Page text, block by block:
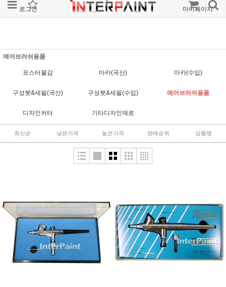
로그인 회원가입 주문조회 마이페이지
에어브러쉬용품
포스터물감 마카(국산) 마카(수입)
구성붓&세필(국산) 구성붓&세필(수입) 에어브러쉬용품
디자인커터 기타디자인재료
최신순 낮은가격 높은가격 판매순위 상품명